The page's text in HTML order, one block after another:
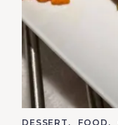
C
DESSERT FOOD